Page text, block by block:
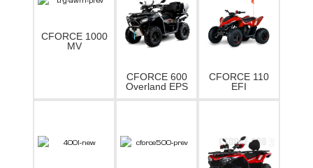
CFORCE 1000
MV
CFORCE 600
Overland EPS
CFORCE 110
EFI